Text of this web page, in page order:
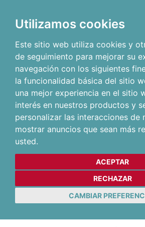
Utilizamos cookies
Este sitio web utiliza cookies y
de seguimiento para mejorar su
navegación con los siguientes
la funcionalidad básica del sitio
una mejor experiencia en el sitio
interés en nuestros productos y
personalizar las interacciones de
mostrar anuncios que sean más
usted.
ACEPTAR
RECHAZAR
CAMBIAR